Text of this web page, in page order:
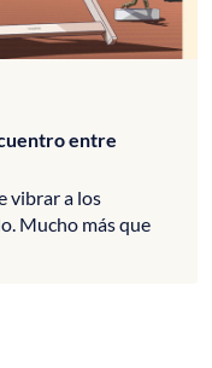
entre
vibrar a los
Mucho más que